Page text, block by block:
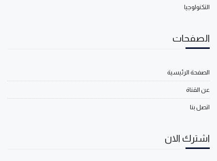
التكنولوجيا
الصفحات
الصفحة الرئيسية
عن القناة
اتصل بنا
اشترك الان